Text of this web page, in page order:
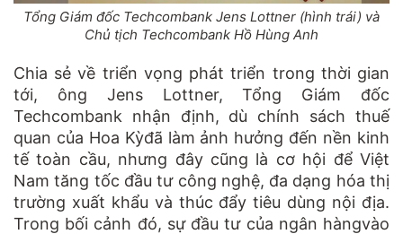
Tổng Giám đốc Techcombank Jens Lottner (hình trái) và
Chủ tịch Techcombank Hồ Hùng Anh
Chia sẻ về triển vọng phát triển trong thời gian
tới, ông Jens Lottner, Tổng Giám đốc
Techcombank nhận định, dù chính sách thuế
quan của Hoa Kỳđã làm ảnh hưởng đến nền kinh
tế toàn cầu, nhưng đây cũng là cơ hội để Việt
Nam tăng tốc đầu tư công nghệ, đa dạng hóa thị
trường xuất khẩu và thúc đẩy tiêu dùng nội địa.
Trong bối cảnh đó, sự đầu tư của ngân hàngvào